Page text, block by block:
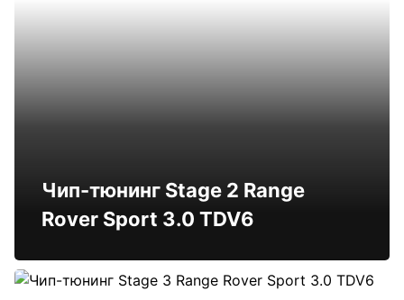
Чип-тюнинг Stage 2 Range
Rover Sport 3.0 TDV6